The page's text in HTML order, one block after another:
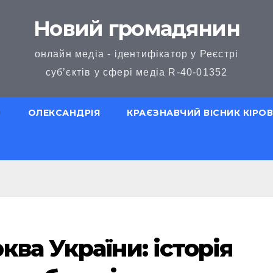
Новий громадянин
онлайн медіа - ідентифікатор у Реєстрі
суб’єктів у сфері медіа R-40-01352
ОЛЕКСАНДРІЯ КРАЄЗНАВЧИЙ ВІСНИК
України: історія